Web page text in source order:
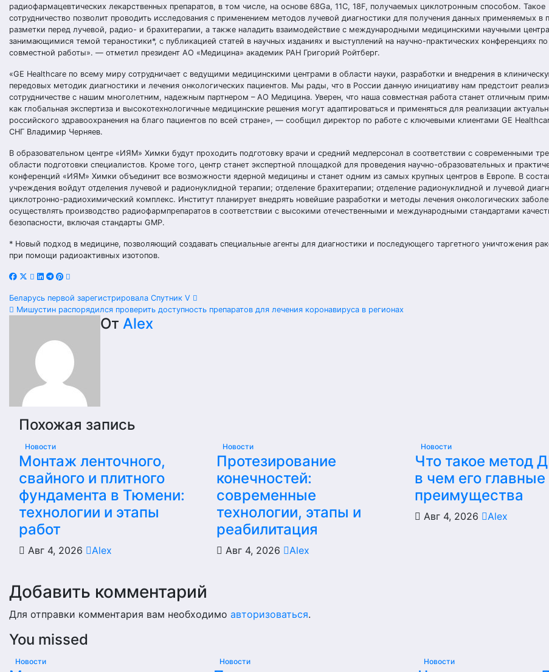
радиофармацевтических лекарственных препаратов, в том числе, на основе 68Gа, 11С, 18F, получаемых циклотронным способом. Такое
сотрудничество позволит проводить исследования с применением методов лучевой диагностики для получения данных применяемых в
разметки перед лучевой, радио- и брахитерапии, а также наладить взаимодействие с международными медицинскими научными
занимающимися темой тераностики*, с публикацией статей в научных изданиях и выступлений на научно-практических конференциях
совместной работы». — отметил президент АО «Медицина» академик РАН Григорий Ройтберг.
«GE Healthcare по всему миру сотрудничает с ведущими медицинскими центрами в области науки, разработки и внедрения в
передовых методик диагностики и лечения онкологических пациентов. Мы рады, что в России данную инициативу нам предстоит
сотрудничестве с нашим многолетним, надежным партнером – АО Медицина. Уверен, что наша совместная работа станет отличным
как глобальная экспертиза и высокотехнологичные медицинские решения могут адаптироваться и применяться для реализации
российского здравоохранения на благо пациентов по всей стране», — сообщил директор по работе с ключевыми клиентами GE
СНГ Владимир Черняев.
В образовательном центре «ИЯМ» Химки будут проходить подготовку врачи и средний медперсонал в соответствии с современными
области подготовки специалистов. Кроме того, центр станет экспертной площадкой для проведения научно-образовательных и
конференций «ИЯМ» Химки объединит все возможности ядерной медицины и станет одним из самых крупных центров в Европе. В
учреждения войдут отделения лучевой и радионуклидной терапии; отделение брахитерапии; отделение радионуклидной и лучевой
циклотронно-радиохимический комплекс. Институт планирует внедрять новейшие разработки и методы лечения онкологических
осуществлять производство радиофармпрепаратов в соответствии с высокими отечественными и международными стандартами
безопасности, включая стандарты GMP.
* Новый подход в медицине, позволяющий создавать специальные агенты для диагностики и последующего таргетного уничтожения
при помощи радиоактивных изотопов.
Навигация
записям
Беларусь первой зарегистрировала Спутник V
Мишустин распорядился проверить доступность препаратов для лечения коронавируса в регионах
От Alex
Похожая запись
Новости
Монтаж ленточного,
свайного и плитного
фундамента в Тюмени:
технологии и этапы
работ
Авг 4, 2026 Alex
Новости
Протезирование
конечностей:
современные
технологии, этапы и
реабилитация
Авг 4, 2026 Alex
Новости
Что такое метод
в чем его главные
преимущества
Авг 4, 2026 Alex
Добавить комментарий
Для отправки комментария вам необходимо авторизоваться.
You missed
Новости Новости Новости